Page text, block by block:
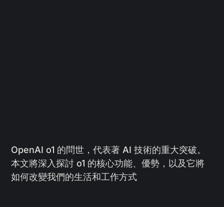
OpenAI o1 的問世，代表著 AI 技術的重大突破。
本文將深入探討 o1 的核心功能、優勢，以及它將
如何改變我們的生活和工作方式